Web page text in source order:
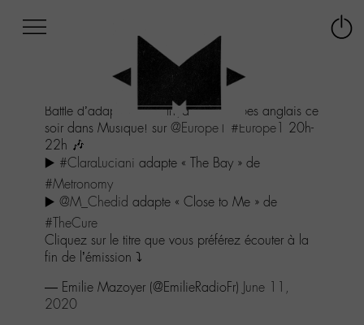
menu
Aller
contenu
Aller
recherche
Battle d’adaptations françaises de tubes anglais ce
soir dans Musique! sur @Europe1 #Europe1 20h-
22h 🎶
▶️ #ClaraLuciani adapte « The Bay » de
#Metronomy
▶️ @M_Chedid adapte « Close to Me » de
#TheCure
Cliquez sur le titre que vous préférez écouter à la
fin de l’émission ⤵️
— Emilie Mazoyer (@EmilieRadioFr) June 11,
2020